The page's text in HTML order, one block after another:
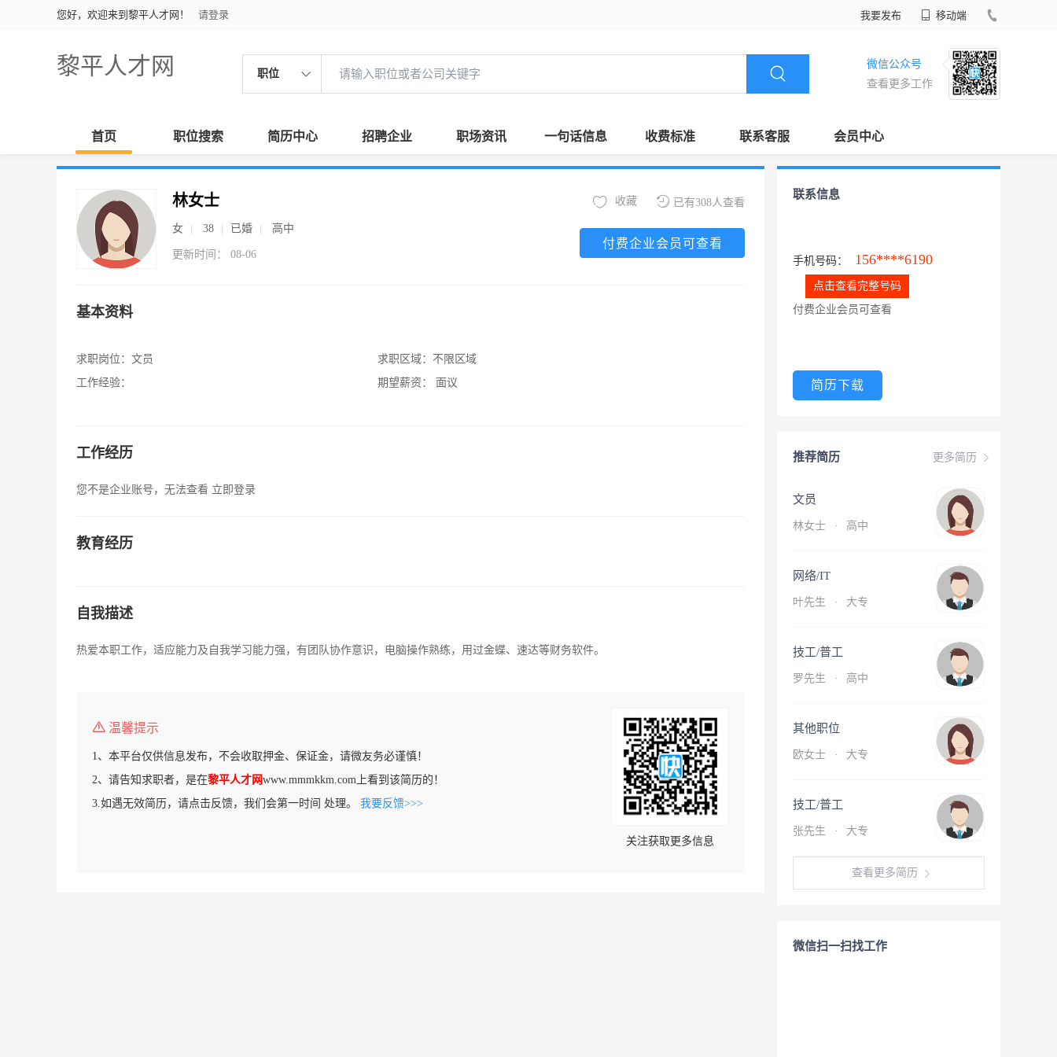
您好，欢迎来到黎平人才网！ 请登录 我要发布 移动端
黎平人才网 职位
微信公众号
查看更多工作
首页 职位搜索 简历中心 招聘企业 职场资讯 一句话信息 收费标准 联系客服 会员中心
林女士
女 38 已婚 高中
更新时间： 08-06
已有308人查看
收藏
付费企业会员可查看
基本资料
求职岗位： 文员
工作经验：
求职区域： 不限区域
期望薪资：
面议
工作经历
您不是企业账号，无法查看 立即登录
教育经历
自我描述
热爱本职工作，适应能力及自我学习能力强，有团队协作意识，电脑操作熟练，用过金蝶、速达等财务软件。
温馨提示
1、本平台仅供信息发布，不会收取押金、保证金，请微友务必谨慎！
2、请告知求职者，是在黎平人才网www.mmmkkm.com上看到该简历的！
3.如遇无效简历，请点击反馈，我们会第一时间 处理。 我要反馈>>>
关注获取更多信息
联系信息
手机号码： 156****6190
点击查看完整号码
付费企业会员可查看
简历下载
更多简历
推荐简历
文员
林女士 · 高中
网络/IT
叶先生 · 大专
技工/普工
罗先生 · 高中
其他职位
欧女士 · 大专
技工/普工
张先生 · 大专
查看更多简历
微信扫一扫找工作